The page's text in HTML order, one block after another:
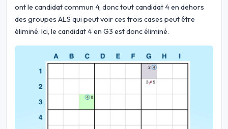
ont le candidat commun 4, donc tout candidat 4 en dehors
des groupes ALS qui peut voir ces trois cases peut être
éliminé. Ici, le candidat 4 en G3 est donc éliminé.